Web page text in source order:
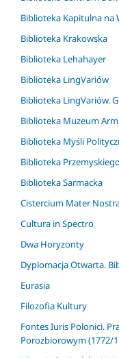
Biblioteka Kapitulna na
Biblioteka Krakowska
Biblioteka Lehahayer
Biblioteka LingVariów
Biblioteka LingVariów.
Biblioteka Muzeum
Biblioteka Myśli
Biblioteka
Biblioteka Sarmacka
Cistercium Mater
Cultura in Spectro
Dwa Horyzonty
Dyplomacja Otwarta.
Eurasia
Filozofia Kultury
Fontes Iuris Polonici.
Porozbiorowym (1772/